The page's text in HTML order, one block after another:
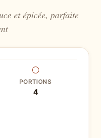
et épicée, parfaite
⚪
PORTIONS
4